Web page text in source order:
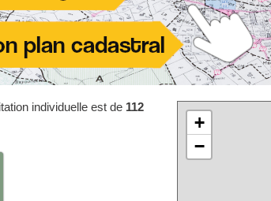
individuelle est de 112
+
−